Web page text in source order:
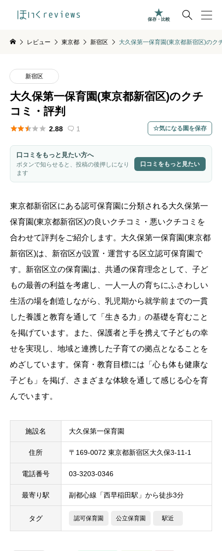

保存・比較
レビュー 東京都 新宿区 大久保第一保育園(東京都新宿区)のク
新宿区
大久保第一保育園(東京都新宿区)のクチ
コミ・評判
 2.88  1 気になる園を保存
口コミをもっと見たい方へ
ボタンで知らせると、投稿の後押しになり
ます
口コミをもっと見たい
東京都新宿区にある認可保育園に分類される大久保第一
保育園(東京都新宿区)の良いクチコミ・悪いクチコミを
合わせて評判をご紹介します。大久保第一保育園(東京都
新宿区)は、新宿区が設置・運営する区立認可保育園で
す。新宿区立の保育園は、共通の保育理念として、子ど
もの最善の利益を考慮し、一人一人の育ちにふさわしい
生活の場を創造しながら、乳児期から就学前までの一貫
した養護と教育を通して「生きる力」の基礎を育むこと
を掲げています。また、保護者と手を携えて子どもの幸
せを実現し、地域と連携した子育ての拠点となることを
めざしています。保育・教育目標には「心も体も健康な
子ども」を掲げ、さまざまな体験を通して感じる心を育
んでいます。
施設名 大久保第一保育園
住所 〒169-0072 東京都新宿区大久保3-11-1
電話番号 03-3203-0346
最寄り駅 副都心線「西早稲田駅」から徒歩3分
タグ 認可保育園 公立保育園 駅近